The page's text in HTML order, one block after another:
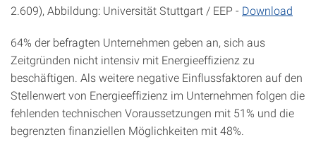
2.609), Abbildung: Universität Stuttgart / EEP - Download
64% der befragten Unternehmen geben an, sich aus
Zeitgründen nicht intensiv mit Energieeffizienz zu
beschäftigen. Als weitere negative Einflussfaktoren auf den
Stellenwert von Energieeffizienz im Unternehmen folgen die
fehlenden technischen Voraussetzungen mit 51% und die
begrenzten finanziellen Möglichkeiten mit 48%.